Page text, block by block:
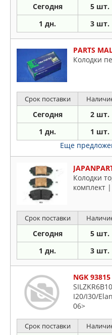
Сегодня 5 шт.
1 дн. 3 шт.
PARTS
Колодки
Срок поставки
Сегодня 2 шт.
1 дн. 1 шт.
Еще
Колодки
комплект
Срок поставки
Сегодня 5 шт.
1 дн. 3 шт.
NGK 93815
I20/I30/
06>
Срок поставки